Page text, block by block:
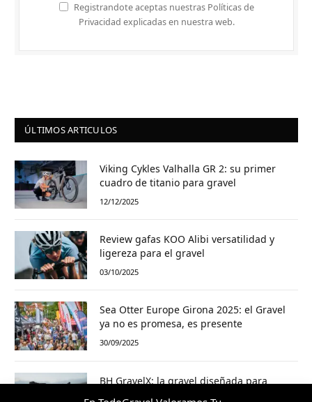
Registrandote aceptas nuestras Políticas de
Privacidad explicadas en nuestra web.
ÚLTIMOS ARTICULOS
Viking Cykles Valhalla GR 2: su primer
cuadro de titanio para gravel
12/12/2025
Review gafas KOO Alibi versatilidad y
ligereza para el gravel
03/10/2025
Sea Otter Europe Girona 2025: el Gravel
ya no es promesa, es presente
30/09/2025
BH GravelX: la gravel diseñada para